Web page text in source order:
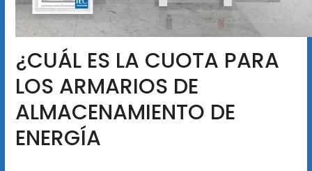
¿CUÁL ES LA CUOTA PARA
LOS ARMARIOS DE
ALMACENAMIENTO DE
ENERGÍA